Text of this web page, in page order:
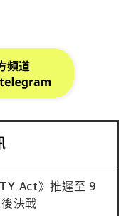
Act》推遲至 9
決戰